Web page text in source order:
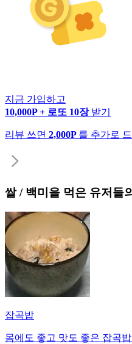
지금 가입하고
10,000P + 로또 10장 받기
리뷰 쓰면 2,000P 를 추가로
쌀 / 백미 을 먹은 유저들
잡곡밥
몸에도 좋고 맛도 좋은 잡곡